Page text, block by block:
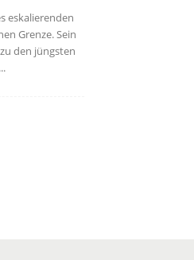
eskalierenden
Grenze. Sein
den jüngsten